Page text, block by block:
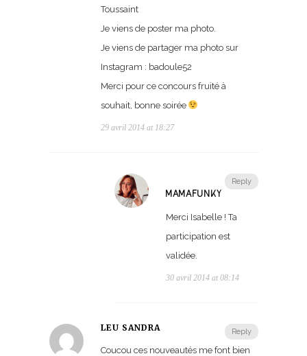
Toussaint
Je viens de poster ma photo.
Je viens de partager ma photo sur
Instagram : badoule52
Merci pour ce concours fruité à
souhait, bonne soirée
29 avril 2014 at 18:27
Reply
MAMAFUNKY
Merci Isabelle ! Ta
participation est
validée.
30 avril 2014 at 08:14
Reply
LEU SANDRA
Coucou ces nouveautés me font bien